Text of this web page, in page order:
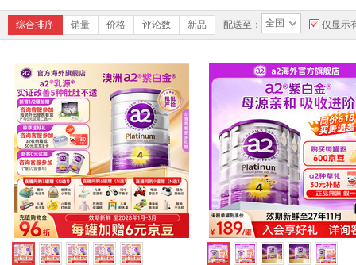
综合排序 销量 价格 评论数 新品 配送至： 全国 仅显示